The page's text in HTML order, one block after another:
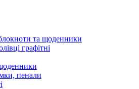
та щоденники
графітні
пенали